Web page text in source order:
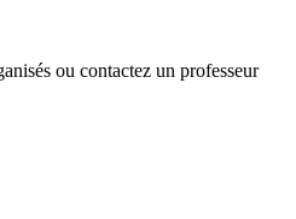
ou contactez un professeur